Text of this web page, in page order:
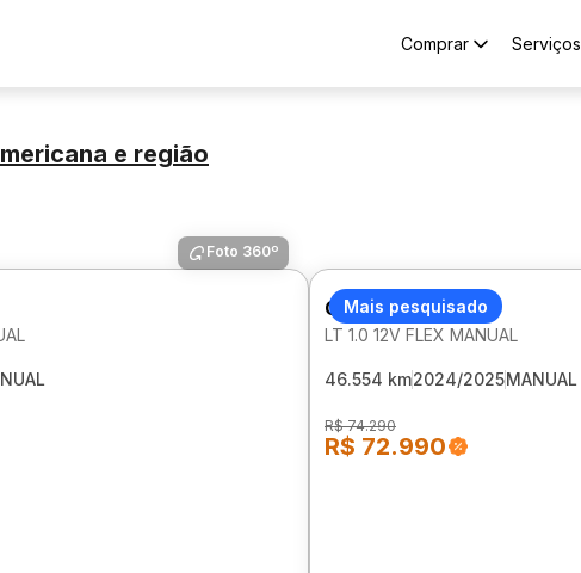
Comprar Serviços
e região
Foto 360º
Mais pesquisado
CHEVROLET ONIX
LT 1.0 12V FLEX MANUAL
46.554 km2024/2025MANUAL
R$ 74.290
R$ 72.990